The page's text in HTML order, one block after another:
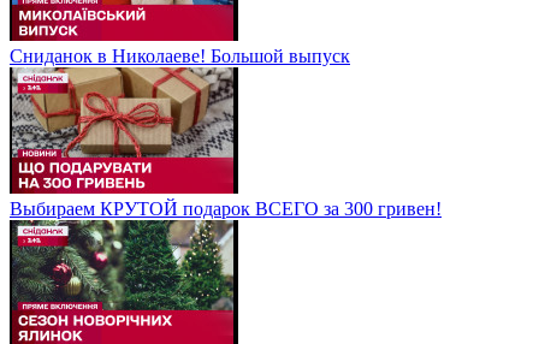
Сниданок в Николаеве! Большой выпуск
Выбираем КРУТОЙ подарок ВСЕГО за 300 гривен!